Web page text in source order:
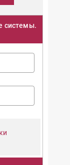
системы.